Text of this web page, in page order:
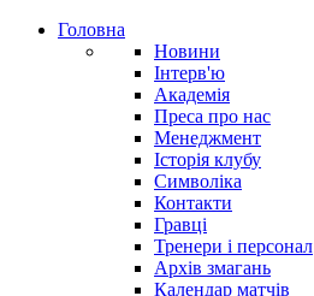
Головна
Новини
Інтерв'ю
Академія
Преса про нас
Менеджмент
Історія клубу
Символіка
Контакти
Гравці
Тренери і персонал
Архів змагань
Календар матчів